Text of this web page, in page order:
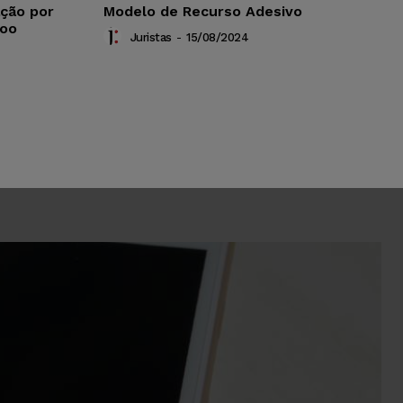
por
Modelo de Recurso Adesivo
Juristas - 15/08/2024